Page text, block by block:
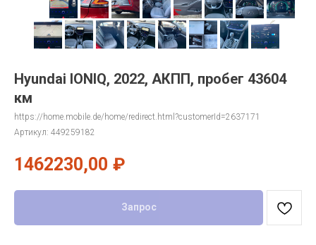
Hyundai IONIQ, 2022, АКПП, пробег 43604
км
https://home.mobile.de/home/redirect.html?customerId=2637171
Артикул: 449259182
1462230,00 ₽
Запрос